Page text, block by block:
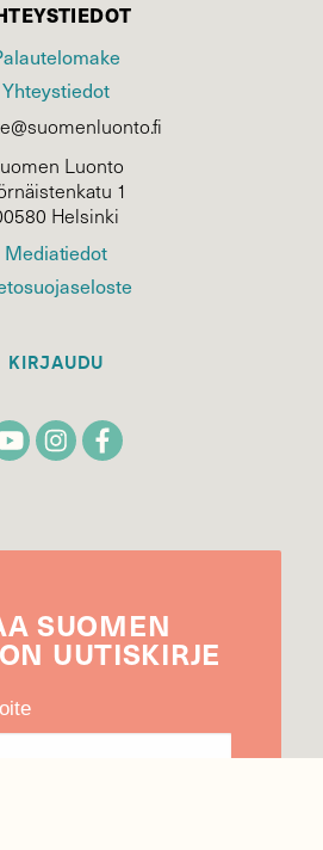
Yhteystiedot
Luonto
1
Helsinki
Mediatiedot
KIRJAUDU
SUOMEN
UUTIS­KIRJE